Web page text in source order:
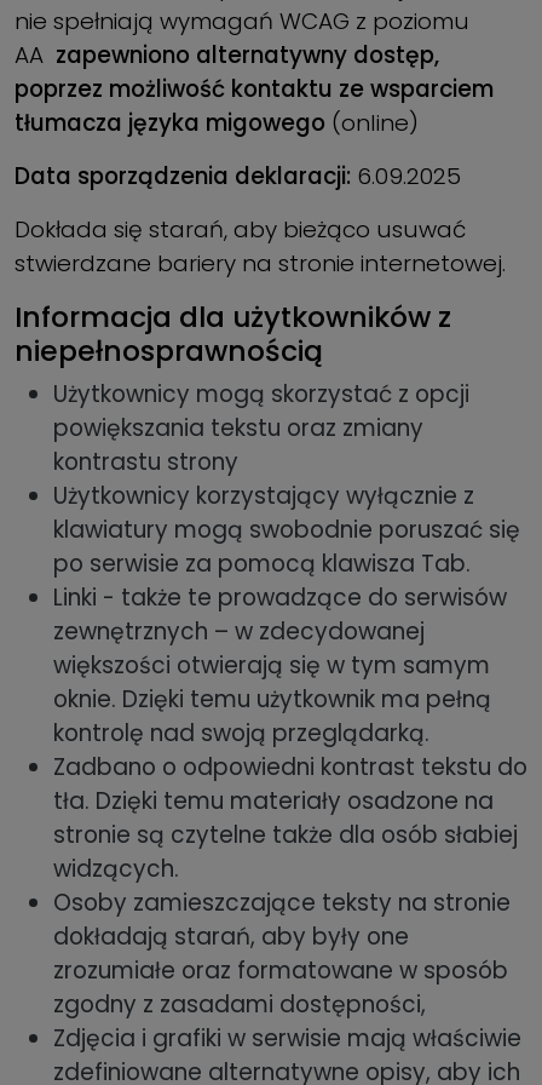
nie spełniają wymagań WCAG z poziomu
AA zapewniono alternatywny dostęp,
poprzez możliwość kontaktu ze wsparciem
tłumacza języka migowego (online)
Data sporządzenia deklaracji: 6.09.2025
Dokłada się starań, aby bieżąco usuwać
stwierdzane bariery na stronie internetowej.
Informacja dla użytkowników z
niepełnosprawnością
Użytkownicy mogą skorzystać z opcji
powiększania tekstu oraz zmiany
kontrastu strony
Użytkownicy korzystający wyłącznie z
klawiatury mogą swobodnie poruszać się
po serwisie za pomocą klawisza Tab.
Linki - także te prowadzące do serwisów
zewnętrznych – w zdecydowanej
większości otwierają się w tym samym
oknie. Dzięki temu użytkownik ma pełną
kontrolę nad swoją przeglądarką.
Zadbano o odpowiedni kontrast tekstu do
tła. Dzięki temu materiały osadzone na
stronie są czytelne także dla osób słabiej
widzących.
Osoby zamieszczające teksty na stronie
dokładają starań, aby były one
zrozumiałe oraz formatowane w sposób
zgodny z zasadami dostępności,
Zdjęcia i grafiki w serwisie mają właściwie
zdefiniowane alternatywne opisy, aby ich